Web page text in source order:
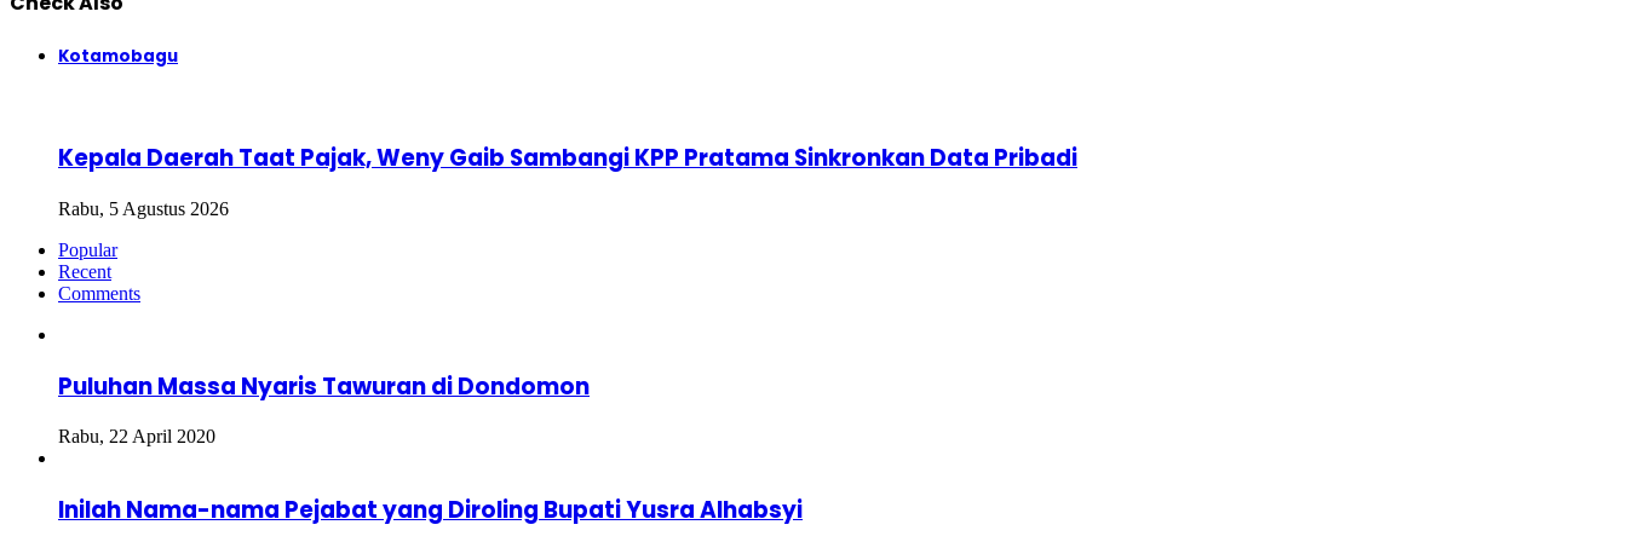
Close Kotamobagu
Kepala Daerah Taat Pajak, Weny Gaib Sambangi KPP Pratama Sinkronkan Data Pribadi
Rabu, 5 Agustus 2026
Popular
Recent
Comments
Puluhan Massa Nyaris Tawuran di Dondomon
Rabu, 22 April 2020
Inilah Nama-nama Pejabat yang Diroling Bupati Yusra Alhabsyi